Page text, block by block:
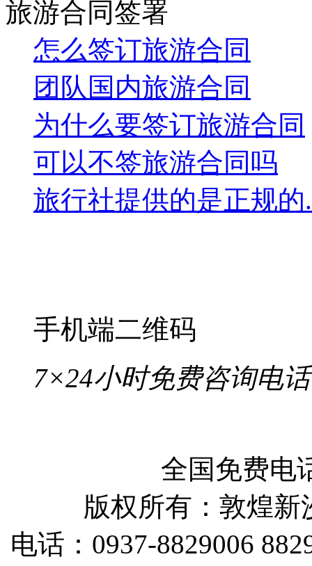
旅游合同签署
怎么签订旅游合同
团队国内旅游合同
为什么要签订旅游合同
可以不签旅游合同吗
旅行社提供的是正规的
手机端二维码
7×24小时免费咨询电话
全国免费电
版权所有：敦煌
电话：0937-8829006